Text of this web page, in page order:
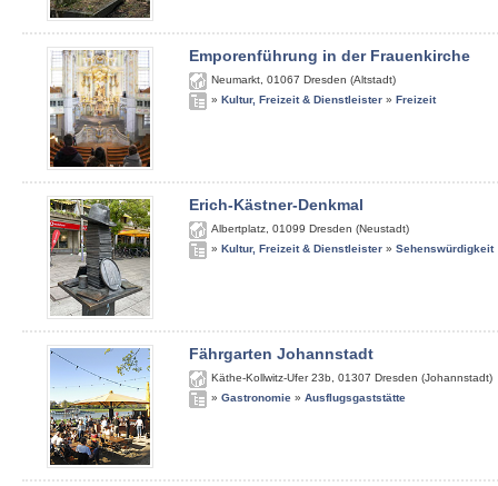
Emporenführung in der Frauenkirche
Neumarkt 01067 Dresden (Altstadt)
» Kultur, Freizeit & Dienstleister » Freizeit
Erich-Kästner-Denkmal
Albertplatz 01099 Dresden (Neustadt)
» Kultur, Freizeit & Dienstleister » Sehenswürdigkeit
Fährgarten Johannstadt
Käthe-Kollwitz-Ufer 23b 01307 Dresden (Johannstadt)
» Gastronomie » Ausflugsgaststätte